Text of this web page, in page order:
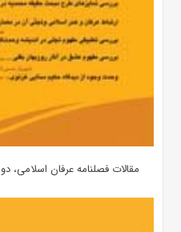
مقالات فصلنامه عرفان اسلامی، دوره ۱۹، شماره ۷۵